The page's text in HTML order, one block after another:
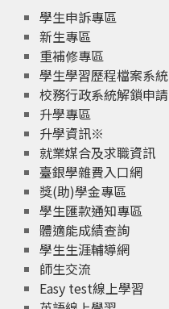
學生申訴專區
新生專區
重補修專區
學生學習歷程檔案系統
校務行政系統解鎖申請
升學專區
升學資訊※
就業媒合及求職資訊
臺銀學雜費入口網
獎(助)學金專區
學生匯款通知專區
體適能成績查詢
學生生涯輔導網
師生交流
Easy test線上學習